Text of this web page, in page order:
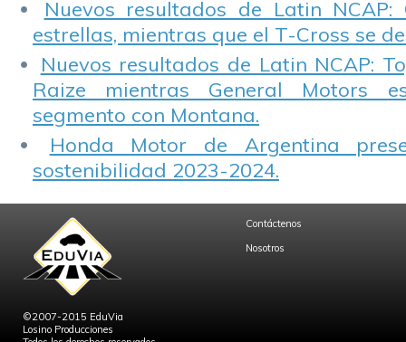
Nuevos resultados de Latin NCAP:
estrellas, mientras que el T-Cross se
Nuevos resultados de Latin NCAP:
Raize mientras General Motors
segmento con Montana.
Honda Motor de Argentina
sostenibilidad 2023-2024.
©2007-2015 EduVia
Losino Producciones
Contáctenos
Nosotros